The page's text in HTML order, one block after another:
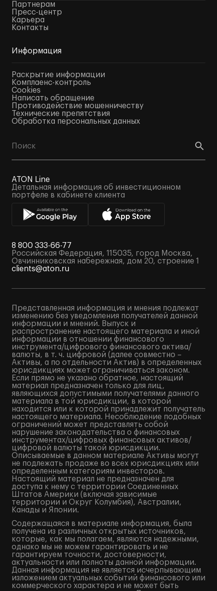
Партнерам
Пресс-центр
Карьера
Контакты
Информация
Раскрытие информации
Комплаенс-контроль
Cookies
Написать обращение
Противодействие мошенничеству
Технические препятствия
Обработка персональных данных
ATON Line
Детальная информация об инвестиционном
портфеле в кабинете клиента
8 800 333-66-77
Российская Федерация, 115035, город Москва,
Овчинниковская набережная, дом 20, строение 1
clients@aton.ru
Представленная информация и мнения подлежат
изменению без уведомления получателей данной
информации и мнений. Выпуск и
распространение настоящего материала и иной
информации в отношении финансового
инструмента/цифрового финансового актива/
валюты, в т. ч. цифровой (далее совместно –
Активы, а по отдельности Актив) в определенных
юрисдикциях может ограничиваться законом.
Если прямо не указано обратное, настоящий
материал предназначен только для лиц,
являющихся допустимыми получателями данного
материала в той юрисдикции, в которой
находится или к которой принадлежит получатель
настоящего материала. Несоблюдение подобных
ограничений может представлять собой
нарушение законодательства о финансовых
инструментах/цифровых финансовых активов/
цифровой валюты такой юрисдикции.
Описываемые в данном материале Активы могут
не подлежать продаже во всех юрисдикциях или
определенным категориям инвесторов.
Настоящий материал не предназначен для
доступа к нему с территории Соединенных
Штатов Америки (включая зависимые
территории и Округ Колумбия), Австралии,
Канады и Японии.
Содержащаяся в материале информация, была
получена из различных открытых источников,
которые, как мы полагаем, являются надежными,
однако мы не можем гарантировать и не
гарантируем точности, достоверности,
актуальности или полноты данной информации.
Данная информация не является исчерпывающим
изложением актуальных событий финансового или
коммерческого характера и не может быть